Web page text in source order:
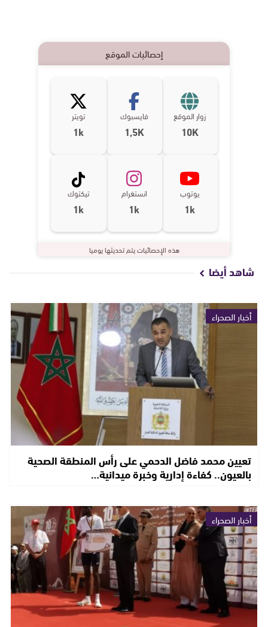
إحصائيات الموقع
زوار الموقع
10K
فايسبوك
1,5K
تويتر
1k
يوتوب
1k
انستغرام
1k
تيكتوك
1k
هذه الإحصائيات يتم تحديثها يوميا
شاهد أيضا
أخبار الصحراء
تعيين محمد فاضل الدحمي على رأس المنطقة الصحية
بالعيون.. كفاءة إدارية وخبرة ميدانية…
أخبار الصحراء